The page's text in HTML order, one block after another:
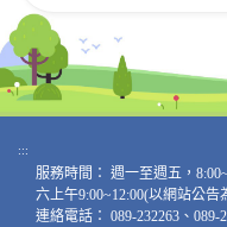
:::
服務時間： 週一至週五，
六上午9:00~12:00(以網站公告
連絡電話： 089-232263、089-